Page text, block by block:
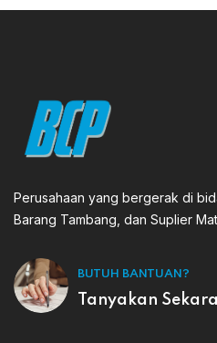
Perusahaan yang bergerak di
Barang Tambang, dan Suplier
BUTUH BANTUAN?
Tanyakan